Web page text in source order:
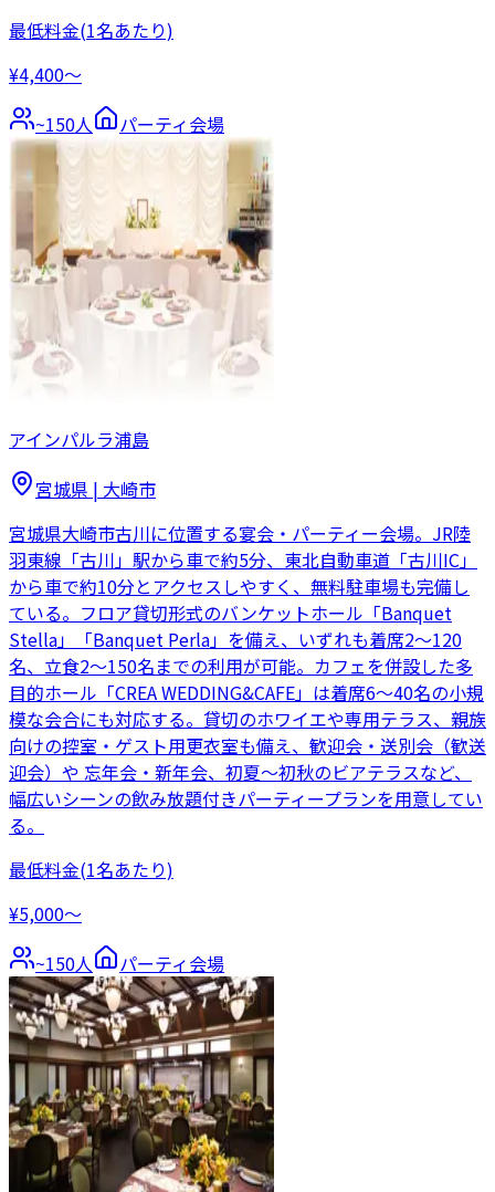
最低料金(1名あたり)
¥4,400〜
~150人 パーティ会場
アインパルラ浦島
宮城県 | 大崎市
宮城県大崎市古川に位置する宴会・パーティー会場。JR陸
羽東線「古川」駅から車で約5分、東北自動車道「古川IC」
から車で約10分とアクセスしやすく、無料駐車場も完備し
ている。フロア貸切形式のバンケットホール「Banquet
Stella」「Banquet Perla」を備え、いずれも着席2〜120
名、立食2〜150名までの利用が可能。カフェを併設した多
目的ホール「CREA WEDDING&CAFE」は着席6〜40名の小規
模な会合にも対応する。貸切のホワイエや専用テラス、親族
向けの控室・ゲスト用更衣室も備え、歓迎会・送別会（歓送
迎会）や 忘年会・新年会、初夏〜初秋のビアテラスなど、
幅広いシーンの飲み放題付きパーティープランを用意してい
る。
最低料金(1名あたり)
¥5,000〜
~150人 パーティ会場